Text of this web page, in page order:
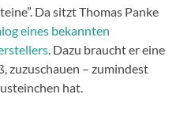
Da sitzt Thomas Panke
eines bekannten
. Dazu braucht er eine
zuzuschauen – zumindest
hat.